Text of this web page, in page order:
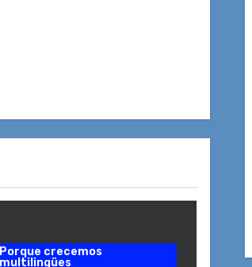
Porque crecemos
multilingües